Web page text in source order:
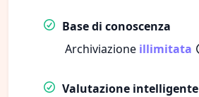
Base di conoscenza
Archiviazione illimitata
Valutazione intelligente